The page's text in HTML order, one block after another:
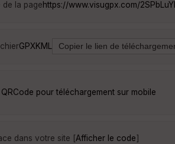
de la pagehttps://www.visugpx.com/
GPXKML
pour téléchargement sur mobile
dans votre site [Afficher le code]